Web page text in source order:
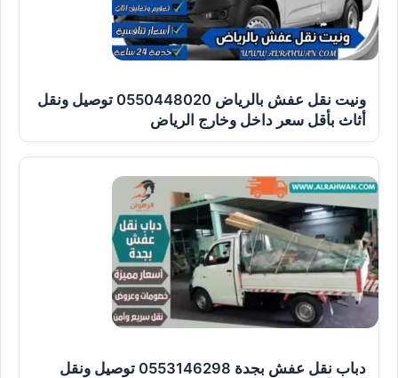
ونيت نقل عفش بالرياض 0550448020 توصيل ونقل
أثاث بأقل سعر داخل وخارج الرياض
دباب نقل عفش بجدة 0553146298 توصيل ونقل